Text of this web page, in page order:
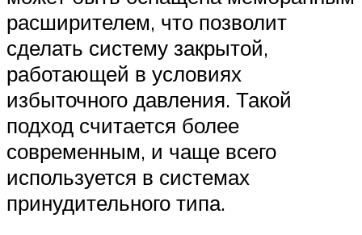
расширителем, что позволит
сделать систему закрытой,
работающей в условиях
избыточного давления. Такой
подход считается более
современным, и чаще всего
используется в системах
принудительного типа.